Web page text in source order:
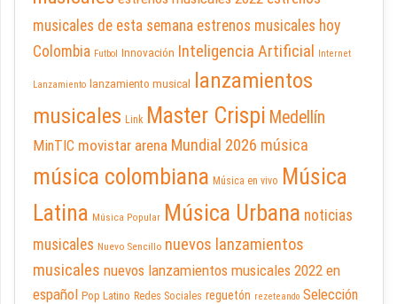
musicales de esta semana estrenos musicales hoy
Colombia Futbol Innovación Inteligencia Artificial Internet
Lanzamiento lanzamiento musical
lanzamientos
musicales Link Master Crispi Medellín
MinTIC movistar arena Mundial 2026 música
música colombiana Música en vivo Música
Latina Música Popular Música Urbana noticias
musicales Nuevo Sencillo nuevos lanzamientos
musicales nuevos lanzamientos musicales 2022 en
español Pop Latino Redes Sociales reguetón rezeteando Selección